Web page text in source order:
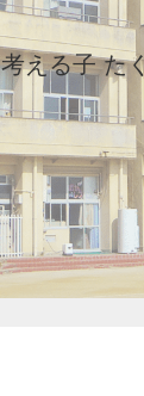
考える子 た